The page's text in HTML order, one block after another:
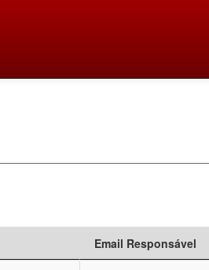
Email Responsável